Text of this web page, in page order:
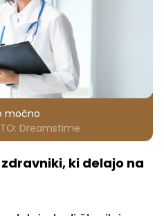
močno
Dreamstime
ki delajo na